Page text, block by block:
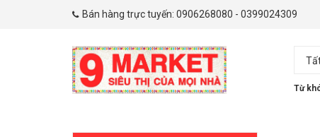
Bán hàng trực tuyến: 0906268080 - 0399024309
Từ